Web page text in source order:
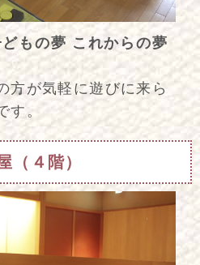
どもの夢 これからの夢
方が気軽に遊びに来ら
す。
（４階）